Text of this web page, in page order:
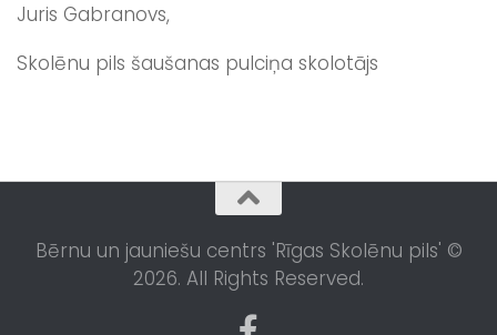
Juris Gabranovs,
Skolēnu pils šaušanas pulciņa skolotājs
Bērnu un jauniešu centrs 'Rīgas Skolēnu pils' ©
2026. All Rights Reserved.